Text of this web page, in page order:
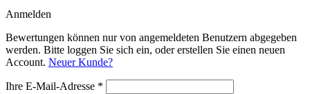
Anmelden
Bewertungen können nur von angemeldeten Benutzern abgegeben
werden. Bitte loggen Sie sich ein, oder erstellen Sie einen neuen
Account. Neuer Kunde?
Ihre E-Mail-Adresse *